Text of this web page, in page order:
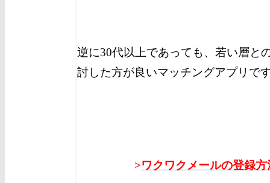
逆に30代以上であっても、若い層と
討した方が良いマッチングアプリで
>ワクワクメールの登録